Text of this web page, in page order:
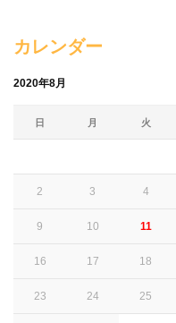
カレンダー
2020年8月
日 月 火
2 3 4
9 10 11
16 17 18
23 24 25